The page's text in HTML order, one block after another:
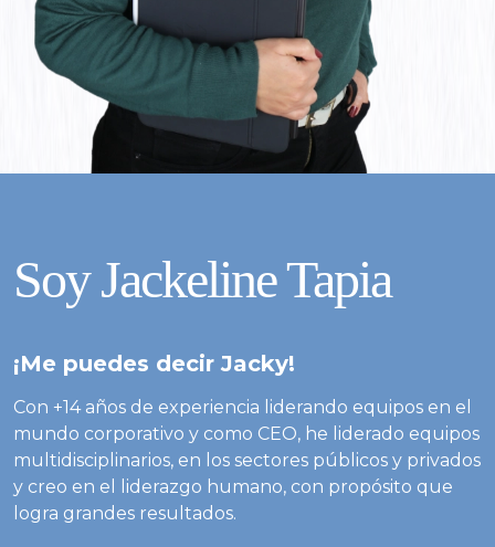
Soy Jackeline Tapia
¡Me puedes decir Jacky!
Con +14 años de experiencia liderando equipos en el
mundo corporativo y como CEO, he liderado equipos
multidisciplinarios, en los sectores públicos y privados
y creo en el liderazgo humano, con propósito que
logra grandes resultados.